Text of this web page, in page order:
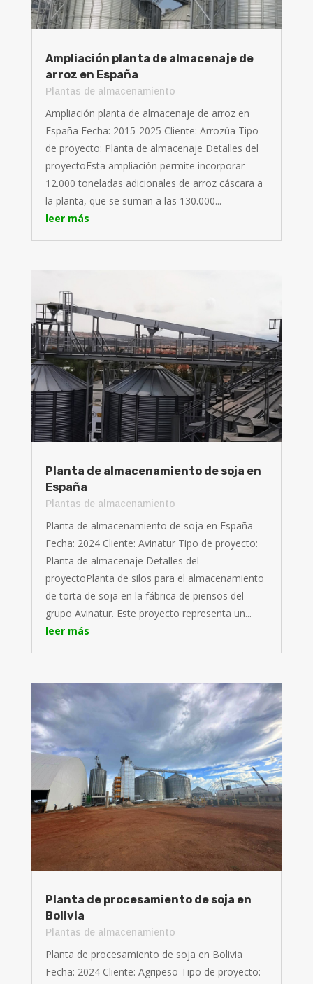
Ampliación planta de almacenaje de
arroz en España
Plantas de almacenamiento
Ampliación planta de almacenaje de arroz en
España Fecha: 2015-2025 Cliente: Arrozúa Tipo
de proyecto: Planta de almacenaje Detalles del
proyectoEsta ampliación permite incorporar
12.000 toneladas adicionales de arroz cáscara a
la planta, que se suman a las 130.000...
leer más
Planta de almacenamiento de soja en
España
Plantas de almacenamiento
Planta de almacenamiento de soja en España
Fecha: 2024 Cliente: Avinatur Tipo de proyecto:
Planta de almacenaje Detalles del
proyectoPlanta de silos para el almacenamiento
de torta de soja en la fábrica de piensos del
grupo Avinatur. Este proyecto representa un...
leer más
Planta de procesamiento de soja en
Bolivia
Plantas de almacenamiento
Planta de procesamiento de soja en Bolivia
Fecha: 2024 Cliente: Agripeso Tipo de proyecto: